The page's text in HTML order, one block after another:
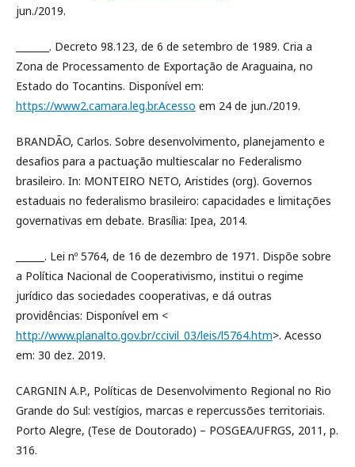
jun./2019.
_______. Decreto 98.123, de 6 de setembro de 1989. Cria a
Zona de Processamento de Exportação de Araguaina, no
Estado do Tocantins. Disponível em:
https://www2.camara.leg.br.Acesso em 24 de jun./2019.
BRANDÃO, Carlos. Sobre desenvolvimento, planejamento e
desafios para a pactuação multiescalar no Federalismo
brasileiro. In: MONTEIRO NETO, Aristides (org). Governos
estaduais no federalismo brasileiro: capacidades e limitações
governativas em debate. Brasília: Ipea, 2014.
______. Lei nº 5764, de 16 de dezembro de 1971. Dispõe sobre
a Política Nacional de Cooperativismo, institui o regime
jurídico das sociedades cooperativas, e dá outras
providências: Disponível em <
http://www.planalto.gov.br/ccivil_03/leis/l5764.htm>. Acesso
em: 30 dez. 2019.
CARGNIN A.P., Políticas de Desenvolvimento Regional no Rio
Grande do Sul: vestígios, marcas e repercussões territoriais.
Porto Alegre, (Tese de Doutorado) – POSGEA/UFRGS, 2011, p.
316.